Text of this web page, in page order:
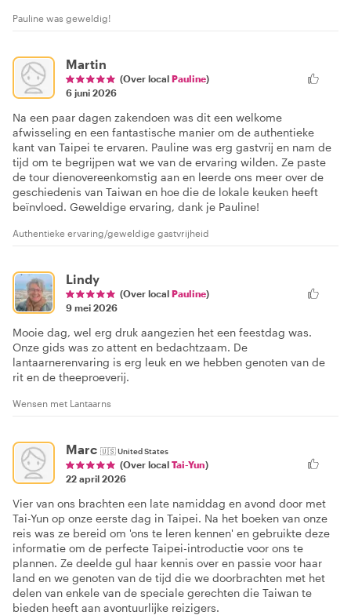
Pauline was geweldig!
Martin
(Over local Pauline)
6 juni 2026
Na een paar dagen zakendoen was dit een welkome
afwisseling en een fantastische manier om de authentieke
kant van Taipei te ervaren. Pauline was erg gastvrij en nam de
tijd om te begrijpen wat we van de ervaring wilden. Ze paste
de tour dienovereenkomstig aan en leerde ons meer over de
geschiedenis van Taiwan en hoe die de lokale keuken heeft
beïnvloed. Geweldige ervaring, dank je Pauline!
Authentieke ervaring/geweldige gastvrijheid
Lindy
(Over local Pauline)
9 mei 2026
Mooie dag, wel erg druk aangezien het een feestdag was.
Onze gids was zo attent en bedachtzaam. De
lantaarnerenvaring is erg leuk en we hebben genoten van de
rit en de theeproeverij.
Wensen met Lantaarns
Marc 🇺🇸United States
(Over local Tai-Yun)
22 april 2026
Vier van ons brachten een late namiddag en avond door met
Tai-Yun op onze eerste dag in Taipei. Na het boeken van onze
reis was ze bereid om 'ons te leren kennen' en gebruikte deze
informatie om de perfecte Taipei-introductie voor ons te
plannen. Ze deelde gul haar kennis over en passie voor haar
land en we genoten van de tijd die we doorbrachten met het
delen van enkele van de speciale gerechten die Taiwan te
bieden heeft aan avontuurlijke reizigers.